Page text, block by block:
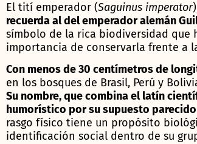
El tití emperador (Saguinus imperator
recuerda al del emperador alemán
símbolo de la rica biodiversidad que
importancia de conservarla frente a
Con menos de 30 centímetros de
en los bosques de Brasil, Perú y
Su nombre, que combina el latín
humorístico por su supuesto
rasgo físico tiene un propósito
identificación social dentro de su